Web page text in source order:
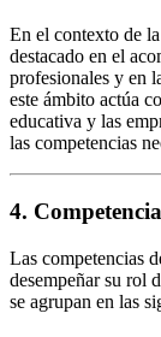
En el contexto de
destacado en el
profesionales y en
este ámbito actúa
educativa y las
las competencias
4.
Las competencias
desempeñar su rol
se agrupan en las